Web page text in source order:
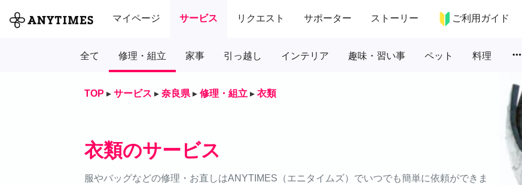
マイページ サービス リクエスト サポーター ストーリー ご利用ガイド
全て 修理・組立 家事 引っ越し インテリア 趣味・習い事 ペット 料理 more_horiz
TOP ▸ サービス ▸ 奈良県 ▸ 修理・組立 ▸ 衣類
衣類のサービス
服やバッグなどの修理・お直しはANYTIMES（エニタイムズ）でいつでも簡単に依頼ができま